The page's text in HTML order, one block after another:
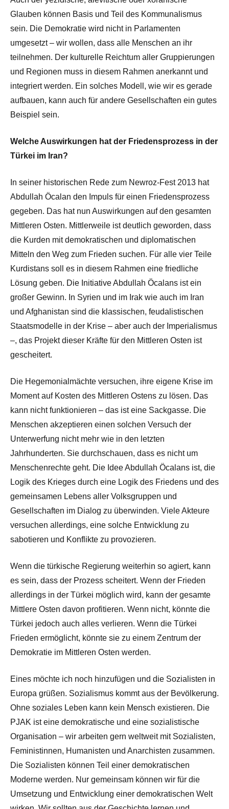
Glauben können Basis und Teil des Kommunalismus
sein. Die Demokratie wird nicht in Parlamenten
umgesetzt – wir wollen, dass alle Menschen an ihr
teilnehmen. Der kulturelle Reichtum aller Gruppierungen
und Regionen muss in diesem Rahmen anerkannt und
integriert werden. Ein solches Modell, wie wir es gerade
aufbauen, kann auch für andere Gesellschaften ein gutes
Beispiel sein.
Welche Auswirkungen hat der Friedensprozess in der
Türkei im Iran?
In seiner historischen Rede zum Newroz-Fest 2013 hat
Abdullah Öcalan den Impuls für einen Friedensprozess
gegeben. Das hat nun Auswirkungen auf den gesamten
Mittleren Osten. Mittlerweile ist deutlich geworden, dass
die Kurden mit demokratischen und diplomatischen
Mitteln den Weg zum Frieden suchen. Für alle vier Teile
Kurdistans soll es in diesem Rahmen eine friedliche
Lösung geben. Die Initiative Abdullah Öcalans ist ein
großer Gewinn. In Syrien und im Irak wie auch im Iran
und Afghanistan sind die klassischen, feudalistischen
Staatsmodelle in der Krise – aber auch der Imperialismus
–, das Projekt dieser Kräfte für den Mittleren Osten ist
gescheitert.
Die Hegemonialmächte versuchen, ihre eigene Krise im
Moment auf Kosten des Mittleren Ostens zu lösen. Das
kann nicht funktionieren – das ist eine Sackgasse. Die
Menschen akzeptieren einen solchen Versuch der
Unterwerfung nicht mehr wie in den letzten
Jahrhunderten. Sie durchschauen, dass es nicht um
Menschenrechte geht. Die Idee Abdullah Öcalans ist, die
Logik des Krieges durch eine Logik des Friedens und des
gemeinsamen Lebens aller Volksgruppen und
Gesellschaften im Dialog zu überwinden. Viele Akteure
versuchen allerdings, eine solche Entwicklung zu
sabotieren und Konflikte zu provozieren.
Wenn die türkische Regierung weiterhin so agiert, kann
es sein, dass der Prozess scheitert. Wenn der Frieden
allerdings in der Türkei möglich wird, kann der gesamte
Mittlere Osten davon profitieren. Wenn nicht, könnte die
Türkei jedoch auch alles verlieren. Wenn die Türkei
Frieden ermöglicht, könnte sie zu einem Zentrum der
Demokratie im Mittleren Osten werden.
Eines möchte ich noch hinzufügen und die Sozialisten in
Europa grüßen. Sozialismus kommt aus der Bevölkerung.
Ohne soziales Leben kann kein Mensch existieren. Die
PJAK ist eine demokratische und eine sozialistische
Organisation – wir arbeiten gern weltweit mit Sozialisten,
Feministinnen, Humanisten und Anarchisten zusammen.
Die Sozialisten können Teil einer demokratischen
Moderne werden. Nur gemeinsam können wir für die
Umsetzung und Entwicklung einer demokratischen Welt